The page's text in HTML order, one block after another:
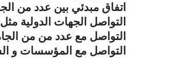
اتفاق مبدئي بين عدد من
التواصل الجهات الدولية
التواصل مع عدد من من
التواصل مع المؤسسات و